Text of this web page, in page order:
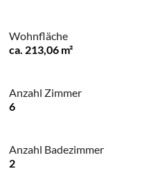
Wohnfläche
ca. 213,06 m²
Anzahl Zimmer
6
Anzahl Badezimmer
2